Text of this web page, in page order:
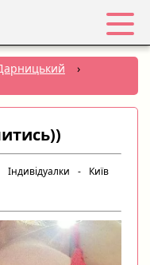
›
Індивідуалки -
Київ